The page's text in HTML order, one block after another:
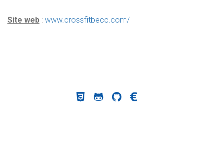
Site web : www.crossfitbecc.com/